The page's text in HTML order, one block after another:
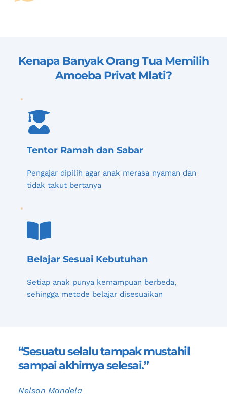
Kenapa Banyak Orang Tua Memilih
Amoeba Privat Mlati?
Tentor Ramah dan Sabar
Pengajar dipilih agar anak merasa nyaman dan
tidak takut bertanya
Belajar Sesuai Kebutuhan
Setiap anak punya kemampuan berbeda,
sehingga metode belajar disesuaikan
“Sesuatu selalu tampak mustahil
sampai akhirnya selesai.”
Nelson Mandela